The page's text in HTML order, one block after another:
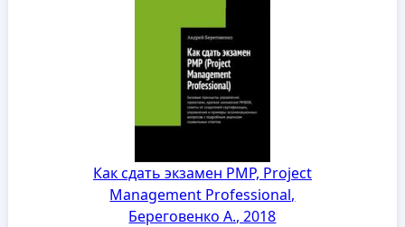
Как сдать экзамен PMP, Project
Management Professional,
Береговенко А., 2018